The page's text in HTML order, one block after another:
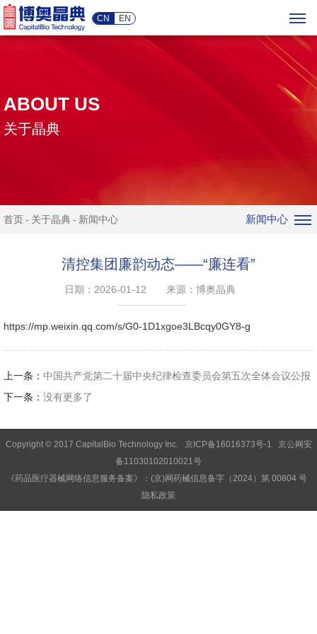
CN EN
ABOUT US
关于晶典
首页 关于晶典 新闻中心 新闻中心
清控集团廉韵动态——“廉连看”
日期：2026-01-12 来源：博奥晶典
https://mp.weixin.qq.com/s/G0-1D1xgoe3LBcqy0GY8-g
上一条： 中国共产党第二十届中央纪律检查委员会第五次全体会议公报
下一条： 没有更多了
Copyright © 2017 CapitalBio Technology Inc. 京ICP备16016373号-1 京公网安
备11030102010021号
《药品医疗器械网络信息服务备案》：(京)网药械信息备字（2024）第 00804 号
隐私政策